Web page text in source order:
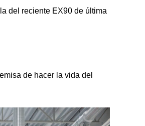
del reciente EX90 de última
de hacer la vida del